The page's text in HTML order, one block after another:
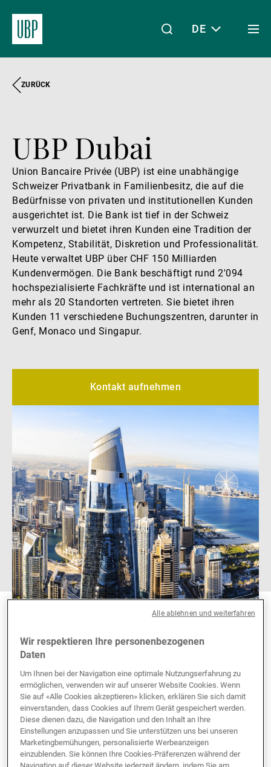
Über uns
Wealth Management
Asset Management
Externe Vermögensverwalter
Nachrichten und Insights
Kontakte
DE
ZURÜCK
UBP Dubai
Union Bancaire Privée (UBP) ist eine unabhängige
Schweizer Privatbank in Familienbesitz, die auf die
Bedürfnisse von privaten und institutionellen Kunden
ausgerichtet ist. Die Bank ist tief in der Schweiz
verwurzelt und bietet ihren Kunden eine Tradition der
Kompetenz, Stabilität, Diskretion und Professionalität.
Heute verwaltet UBP über CHF 150 Milliarden
Kundenvermögen. Die Bank beschäftigt rund 2'094
hochspezialisierte Fachkräfte und ist international an
mehr als 20 Standorten vertreten. Sie bietet ihren
Kunden 11 verschiedene Buchungszentren, darunter in
Genf, Monaco und Singapur.
Kontakt aufnehmen
Aktivitäten in Dubai
Wir respektieren Ihre personenbezogenen
Daten
Um Ihnen bei der Navigation eine optimale Nutzungserfahrung zu
ermöglichen, verwenden wir auf unserer Website Cookies. Wenn
Sie auf «Alle Cookies akzeptieren» klicken, erklären Sie sich damit
einverstanden, dass Cookies auf Ihrem Gerät gespeichert werden.
Diese dienen dazu, die Navigation und den Inhalt an Ihre
Einstellungen anzupassen und Sie unterstützen uns bei unseren
Marketingbemühungen, personalisierte Werbeanzeigen
einzublenden. Sie können Ihre Cookies-Präferenzen während der
Alle ablehnen und weiterfahren